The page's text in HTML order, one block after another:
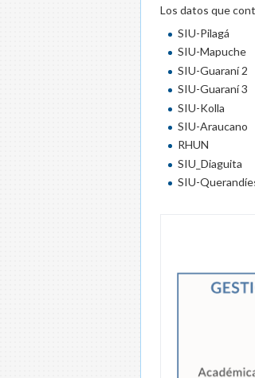
Los datos que
SIU-Pilagá
SIU-Mapuche
SIU-Guaraní 2
SIU-Guaraní 3
SIU-Kolla
SIU-Araucano
RHUN
SIU_Diaguita
SIU-